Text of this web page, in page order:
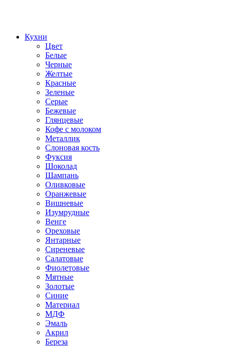
Кухни
Цвет
Белые
Черные
Желтые
Красные
Зеленые
Серые
Бежевые
Глянцевые
Кофе с молоком
Металлик
Слоновая кость
Фуксия
Шоколад
Шампань
Оливковые
Оранжевые
Вишневые
Изумрудные
Венге
Ореховые
Янтарные
Сиреневые
Салатовые
Фиолетовые
Мятные
Золотые
Синие
Материал
МДФ
Эмаль
Акрил
Береза